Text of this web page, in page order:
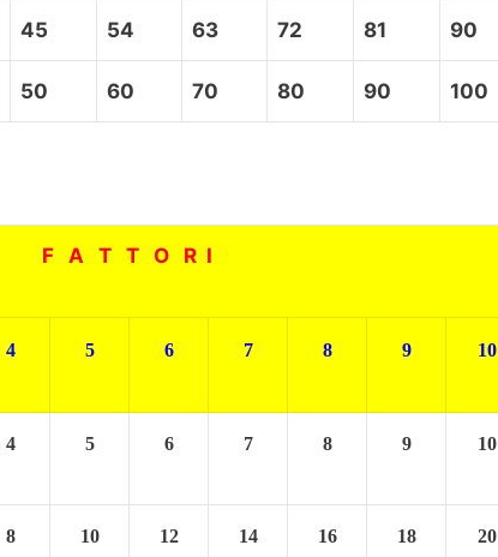
45 54 63 72 81 90
50 60 70 80 90 100
F A T T O R I
4 5 6 7 8 9 10
4 5 6 7 8 9 10
8 10 12 14 16 18 20